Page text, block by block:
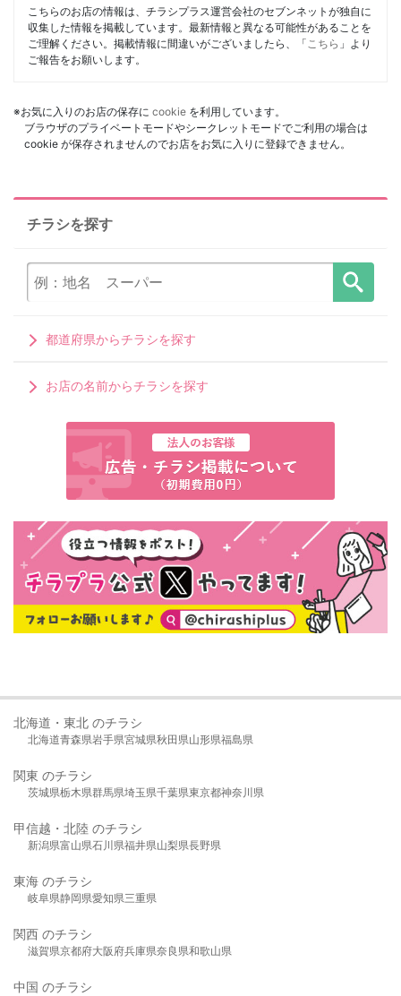
こちらのお店の情報は、チラシプラス運営会社のセブンネットが独自に
収集した情報を掲載しています。最新情報と異なる可能性があることを
ご理解ください。掲載情報に間違いがございましたら、「 こちら 」より
ご報告をお願いします。
※お気に入りのお店の保存に cookie を利用しています。
ブラウザのプライベートモードやシークレットモードでご利用の場合は
cookie が保存されませんのでお店をお気に入りに登録できません。
チラシを探す
都道府県からチラシを探す
お店の名前からチラシを探す
北海道・東北 のチラシ
北海道青森県岩手県宮城県秋田県山形県福島県
関東 のチラシ
茨城県栃木県群馬県埼玉県千葉県東京都神奈川県
甲信越・北陸 のチラシ
新潟県富山県石川県福井県山梨県長野県
東海 のチラシ
岐阜県静岡県愛知県三重県
関西 のチラシ
滋賀県京都府大阪府兵庫県奈良県和歌山県
中国 のチラシ